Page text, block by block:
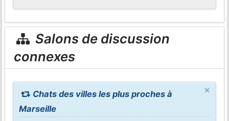
Salons de discussion
connexes
×
Chats des villes les plus proches à
Marseille